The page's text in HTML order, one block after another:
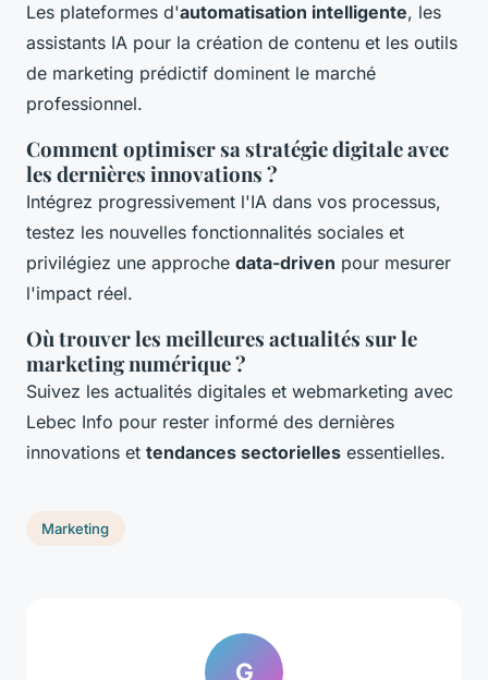
Les plateformes d'automatisation intelligente, les
assistants IA pour la création de contenu et les outils
de marketing prédictif dominent le marché
professionnel.
Comment optimiser sa stratégie digitale avec
les dernières innovations ?
Intégrez progressivement l'IA dans vos processus,
testez les nouvelles fonctionnalités sociales et
privilégiez une approche data-driven pour mesurer
l'impact réel.
Où trouver les meilleures actualités sur le
marketing numérique ?
Suivez les actualités digitales et webmarketing avec
Lebec Info pour rester informé des dernières
innovations et tendances sectorielles essentielles.
Marketing
G